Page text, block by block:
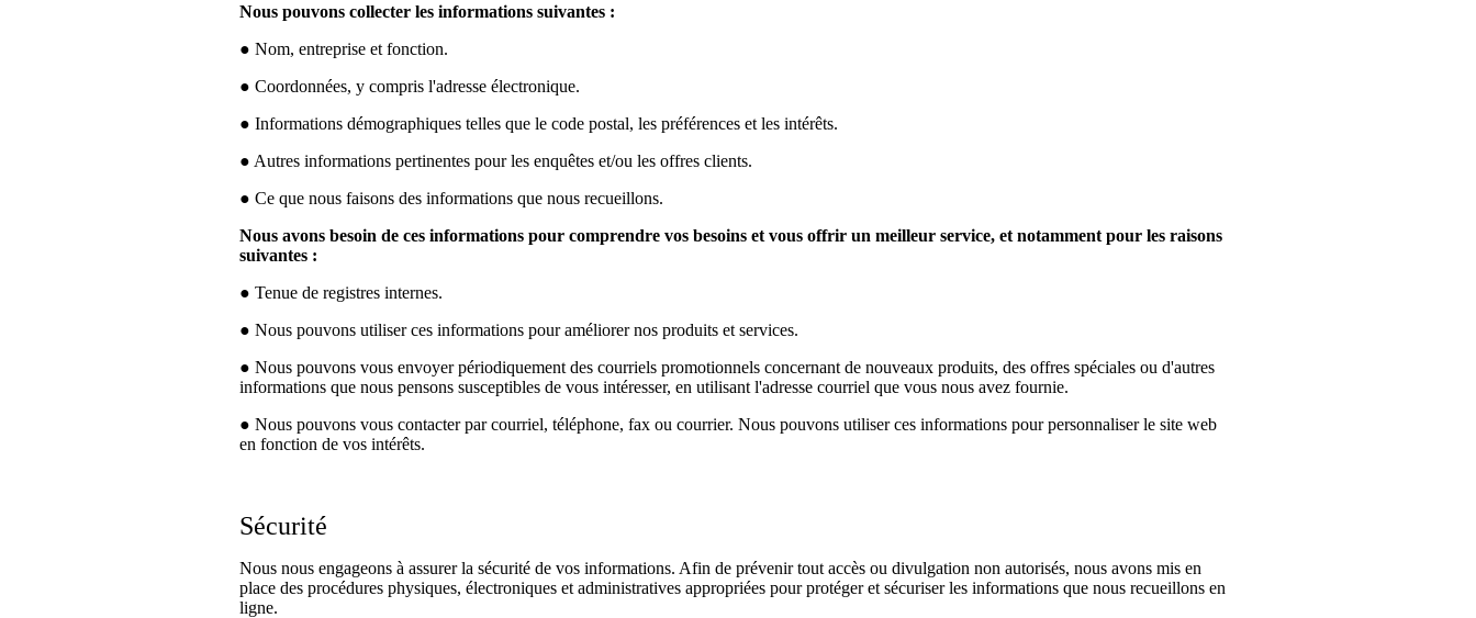
Nous pouvons collecter les informations suivantes :
● Nom, entreprise et fonction.
● Coordonnées, y compris l'adresse électronique.
● Informations démographiques telles que le code postal, les préférences et les intérêts.
● Autres informations pertinentes pour les enquêtes et/ou les offres clients.
● Ce que nous faisons des informations que nous recueillons.
Nous avons besoin de ces informations pour comprendre vos besoins et vous offrir un meilleur service, et notamment pour les raisons
suivantes :
● Tenue de registres internes.
● Nous pouvons utiliser ces informations pour améliorer nos produits et services.
● Nous pouvons vous envoyer périodiquement des courriels promotionnels concernant de nouveaux produits, des offres spéciales ou d'autres
informations que nous pensons susceptibles de vous intéresser, en utilisant l'adresse courriel que vous nous avez fournie.
● Nous pouvons vous contacter par courriel, téléphone, fax ou courrier. Nous pouvons utiliser ces informations pour personnaliser le site web
en fonction de vos intérêts.
Sécurité
Nous nous engageons à assurer la sécurité de vos informations. Afin de prévenir tout accès ou divulgation non autorisés, nous avons mis en
place des procédures physiques, électroniques et administratives appropriées pour protéger et sécuriser les informations que nous recueillons en
ligne.